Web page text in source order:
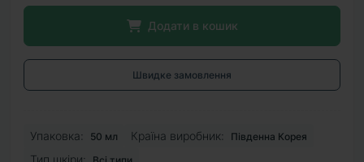
Додати в кошик
Швидке замовлення
Упаковка: 50 мл Країна виробник: Південна Корея
Тип шкіри: